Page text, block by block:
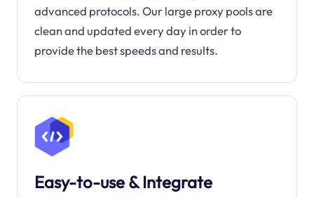
advanced protocols. Our large proxy pools are
clean and updated every day in order to
provide the best speeds and results.
Easy-to-use & Integrate